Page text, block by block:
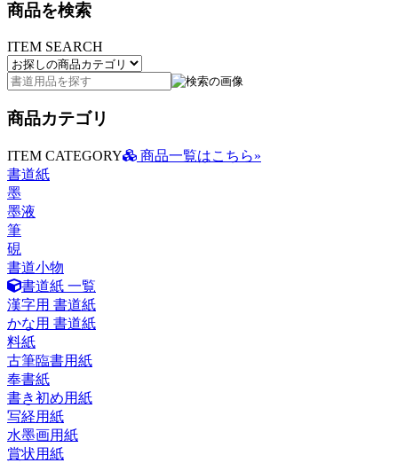
商品を検索
ITEM SEARCH
商品カテゴリ
ITEM CATEGORY
商品一覧はこちら»
書道紙
墨
墨液
筆
硯
書道小物
書道紙 一覧
漢字用 書道紙
かな用 書道紙
料紙
古筆臨書用紙
奉書紙
書き初め用紙
写経用紙
水墨画用紙
賞状用紙